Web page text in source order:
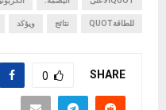
للطاقةQUOT نتائج ويؤكد
SHARE
0